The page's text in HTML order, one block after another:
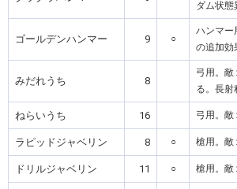
ダム状態
ゴールデンハンマー 9 ○
ハンマー
の追加効
みだれうち 8
弓用。敵
る。長射
ねらいうち 16 弓用。敵
ラピッドジャベリン 8 ○ 槍用。敵
ドリルジャベリン 11 ○ 槍用。敵